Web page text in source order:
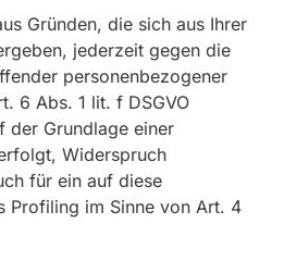
Gründen, die sich aus Ihrer
jederzeit gegen die
personenbezogener
6 Abs. 1 lit. f DSGVO
der Grundlage einer
Widerspruch
für ein auf diese
Profiling im Sinne von Art. 4